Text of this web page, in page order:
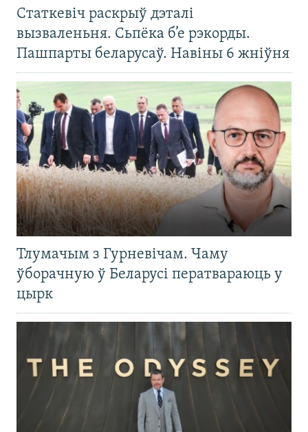
Статкевіч раскрыў дэталі
вызваленьня. Сьпёка б’е рэкорды.
Пашпарты беларусаў. Навіны 6 жніўня
Тлумачым з Гурневічам. Чаму
ўборачную ў Беларусі ператвараюць у
цырк